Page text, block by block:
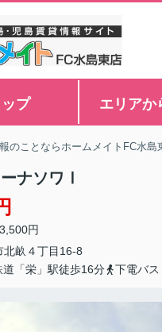
ップ エリアか
のことならホームメイトFC水島
ナソワⅠ
円
北畝 ４丁目16-8
道「栄」駅徒歩16分
下電バ